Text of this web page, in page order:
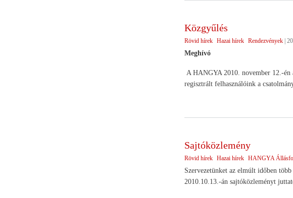
Közgyűlés
Rövid hírek Hazai hírek Rendezvények |
Meghívó
A HANGYA 2010. november 12.-én
regisztrált felhasználóink a
Sajtóközlemény
Rövid hírek Hazai hírek HANGYA
Szervezetünket az elmúlt időben
2010.10.13.-án sajtóközleményt